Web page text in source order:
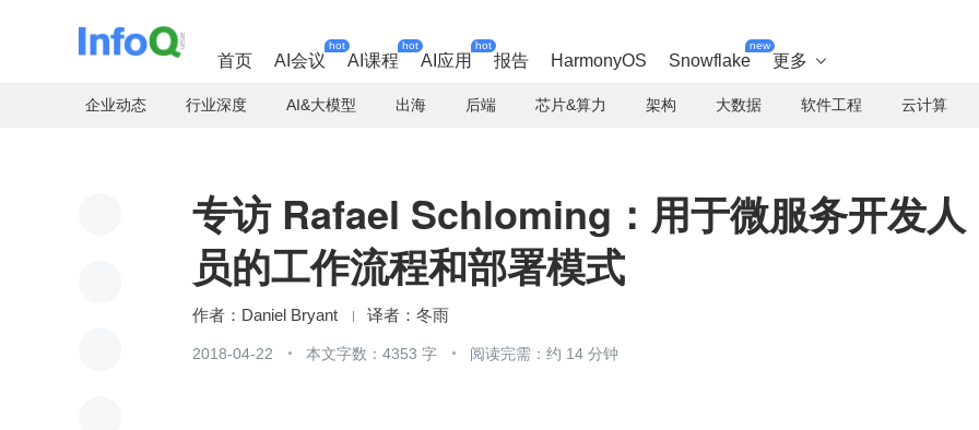
首页 AI会议
hot
AI课程
hot
AI应用
hot
报告 HarmonyOS Snowflake
new
更多 
企业动态 行业深度 AI&大模型 出海 后端 芯片&算力 架构 大数据 软件工程 云计算
专访 Rafael Schloming：用于微服务开发人
员的工作流程和部署模式
Daniel Bryant 冬雨
2018-04-22 本文字数：4353 字 阅读完需：约 14 分钟